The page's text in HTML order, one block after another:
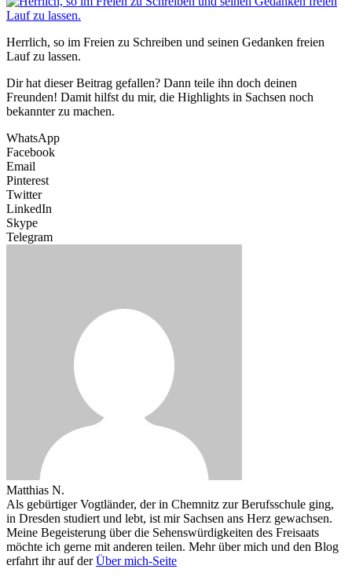
Herrlich, so im Freien zu Schreiben und seinen Gedanken freien
Lauf zu lassen.
Dir hat dieser Beitrag gefallen? Dann teile ihn doch deinen
Freunden! Damit hilfst du mir, die Highlights in Sachsen noch
bekannter zu machen.
WhatsApp
Facebook
Email
Pinterest
Twitter
LinkedIn
Skype
Telegram
Matthias N.
Als gebürtiger Vogtländer, der in Chemnitz zur Berufsschule ging,
in Dresden studiert und lebt, ist mir Sachsen ans Herz gewachsen.
Meine Begeisterung über die Sehenswürdigkeiten des Freisaats
möchte ich gerne mit anderen teilen. Mehr über mich und den Blog
erfahrt ihr auf derÜber mich-Seite